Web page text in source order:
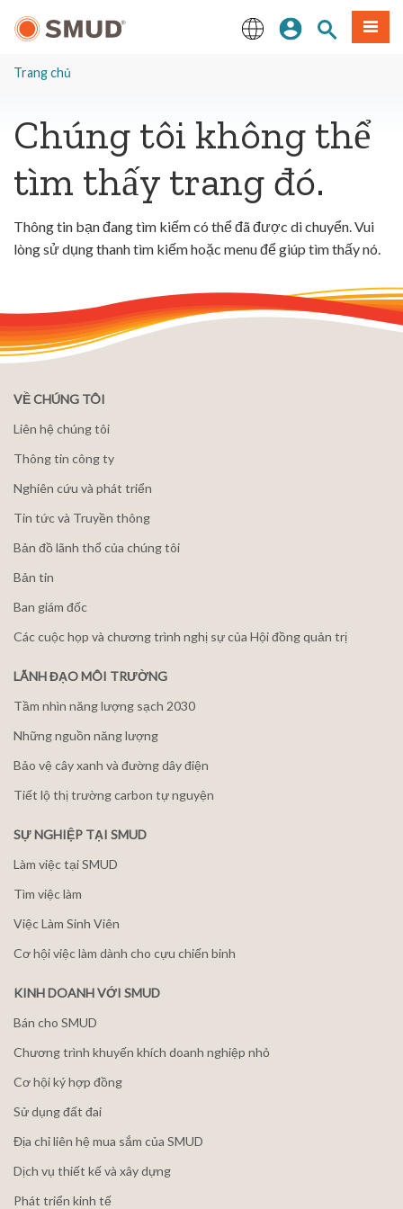
đến
dung
Đăng nhập
Tìm trangThực
Trang chủ
Chúng tôi không thể
tìm thấy trang đó.
Thông tin bạn đang tìm kiếm có thể đã được di chuyển. Vui
lòng sử dụng thanh tìm kiếm hoặc menu để giúp tìm thấy nó.
VỀ CHÚNG TÔI
Liên hệ chúng tôi
Thông tin công ty
Nghiên cứu và phát triển
Tin tức và Truyền thông
Bản đồ lãnh thổ của chúng tôi
Bản tin
Ban giám đốc
Các cuộc họp và chương trình nghị sự của Hội đồng quản trị
LÃNH ĐẠO MÔI TRƯỜNG
Tầm nhìn năng lượng sạch 2030
Những nguồn năng lượng
Bảo vệ cây xanh và đường dây điện
Tiết lộ thị trường carbon tự nguyện
SỰ NGHIỆP TẠI SMUD
Làm việc tại SMUD
Tìm việc làm
Việc Làm Sinh Viên
Cơ hội việc làm dành cho cựu chiến binh
KINH DOANH VỚI SMUD
Bán cho SMUD
Chương trình khuyến khích doanh nghiệp nhỏ
Cơ hội ký hợp đồng
Sử dụng đất đai
Địa chỉ liên hệ mua sắm của SMUD
Dịch vụ thiết kế và xây dựng
Phát triển kinh tế